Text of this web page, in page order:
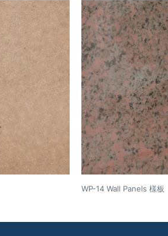
WP-14 Wall Panels 樣板